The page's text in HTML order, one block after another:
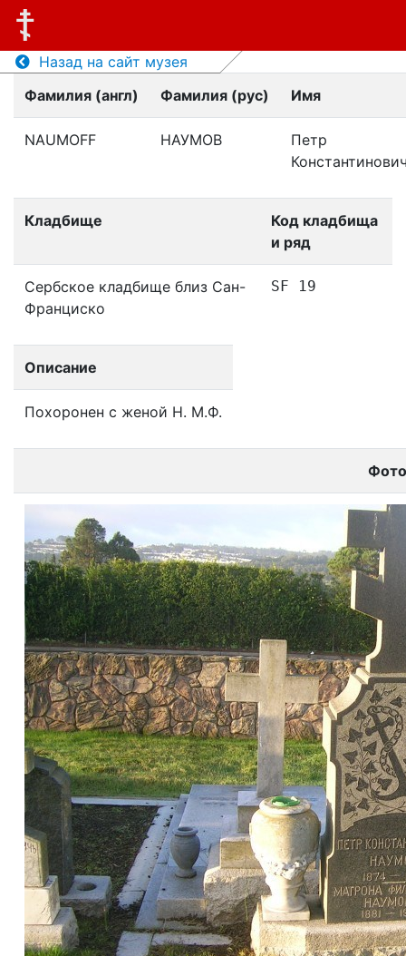
Назад на сайт музея
Фамилия (англ)
Фамилия (рус) Имя
NAUMOFF НАУМОВ
Петр
Кладбище
Код кладбища
и ряд
Сербское кладбище близ Сан-
Франциско
SF 19
Описание
Похоронен с женой Н. М.Ф.
Фото